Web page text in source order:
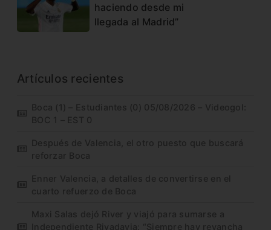
haciendo desde mi
llegada al Madrid”
Artículos recientes
Boca (1) – Estudiantes (0) 05/08/2026 – Videogol:
BOC 1 – EST 0
Después de Valencia, el otro puesto que buscará
reforzar Boca
Enner Valencia, a detalles de convertirse en el
cuarto refuerzo de Boca
Maxi Salas dejó River y viajó para sumarse a
Independiente Rivadavia: “Siempre hay revancha